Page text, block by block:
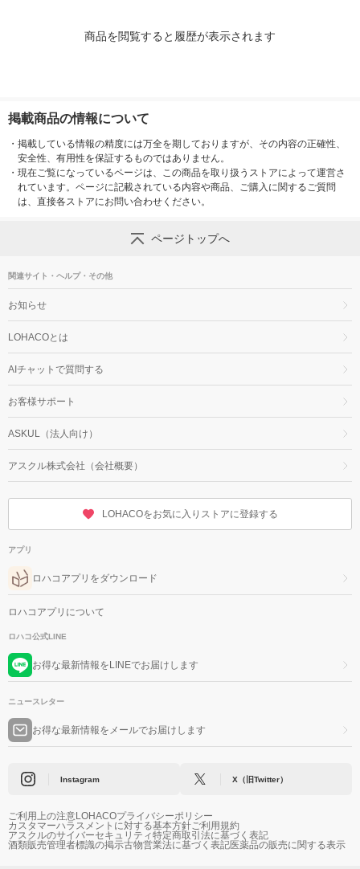
商品を閲覧すると履歴が表示されます
掲載商品の情報について
・ 掲載している情報の精度には万全を期しておりますが、その内容の正確性、
安全性、有用性を保証するものではありません。
・ 現在ご覧になっているページは、この商品を取り扱うストアによって運営さ
れています。ページに記載されている内容や商品、ご購入に関するご質問
は、直接各ストアにお問い合わせください。
ページトップへ
関連サイト・ヘルプ・その他
お知らせ
LOHACOとは
AIチャットで質問する
お客様サポート
ASKUL（法人向け）
アスクル株式会社（会社概要）
LOHACOをお気に入りストアに登録する
アプリ
ロハコアプリをダウンロード
ロハコアプリについて
ロハコ公式LINE
お得な最新情報をLINEでお届けします
ニュースレター
お得な最新情報をメールでお届けします
Instagram X（旧Twitter）
ご利用上の注意LOHACOプライバシーポリシー
カスタマーハラスメントに対する基本方針ご利用規約
アスクルのサイバーセキュリティ特定商取引法に基づく表記
酒類販売管理者標識の掲示古物営業法に基づく表記医薬品の販売に関する表示